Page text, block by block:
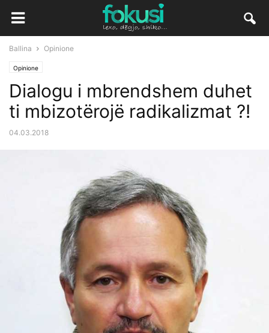
Ballina Opinione
Opinione
Dialogu i mbrendshem duhet
ti mbizotërojë radikalizmat ?!
04.03.2018